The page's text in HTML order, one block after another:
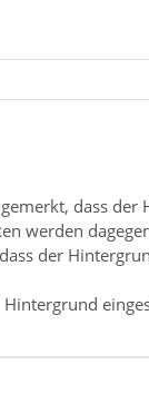
dass
werden
der